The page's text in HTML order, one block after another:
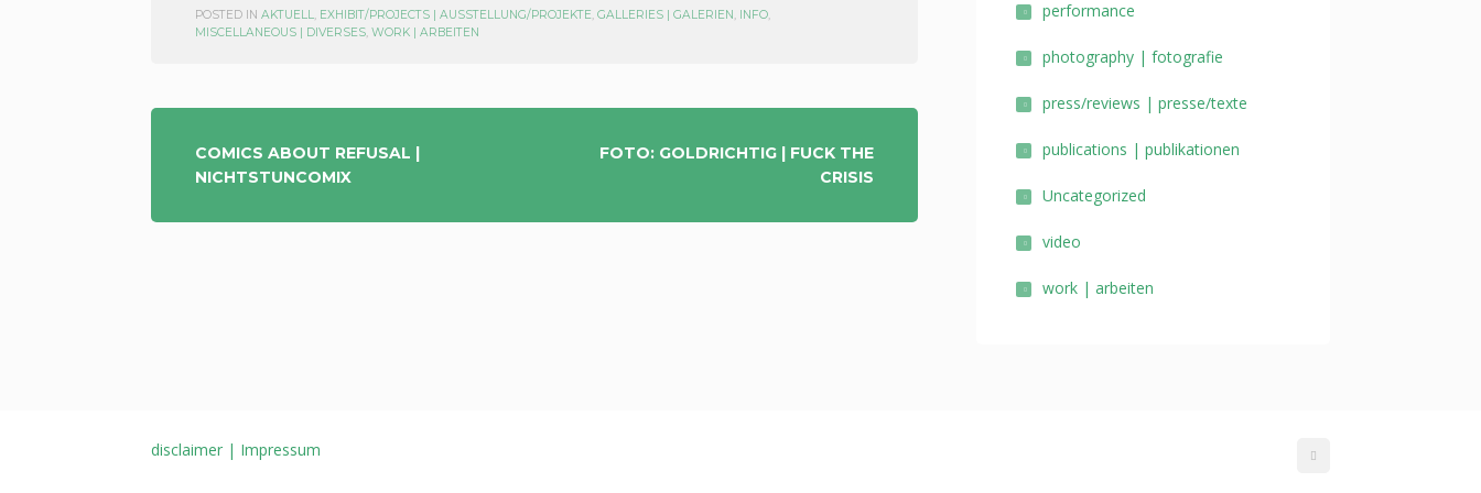
POSTED IN AKTUELL, EXHIBIT/PROJECTS | AUSSTELLUNG/PROJEKTE, GALLERIES | GALERIEN, INFO,
MISCELLANEOUS | DIVERSES, WORK | ARBEITEN
POST
NAVIGATION
COMICS ABOUT REFUSAL |
NICHTSTUNCOMIX
FOTO: GOLDRICHTIG | FUCK THE
CRISIS
performance
photography | fotografie
press/reviews | presse/texte
publications | publikationen
Uncategorized
video
work | arbeiten
disclaimer | Impressum